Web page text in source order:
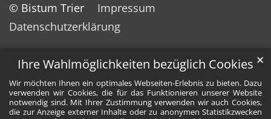
Ihre Wahlmöglichkeiten bezüglich Cookies
Wir möchten Ihnen ein optimales Webseiten-Erlebnis zu bieten. Dazu
verwenden wir Cookies, die für das Funktionieren unserer Website
notwendig sind. Mit Ihrer Zustimmung verwenden wir auch Cookies,
die zur Anzeige externer Inhalte oder zu anonymen Statistikzwecken
✕
© Bistum Trier
Impressum
Datenschutzerklärung